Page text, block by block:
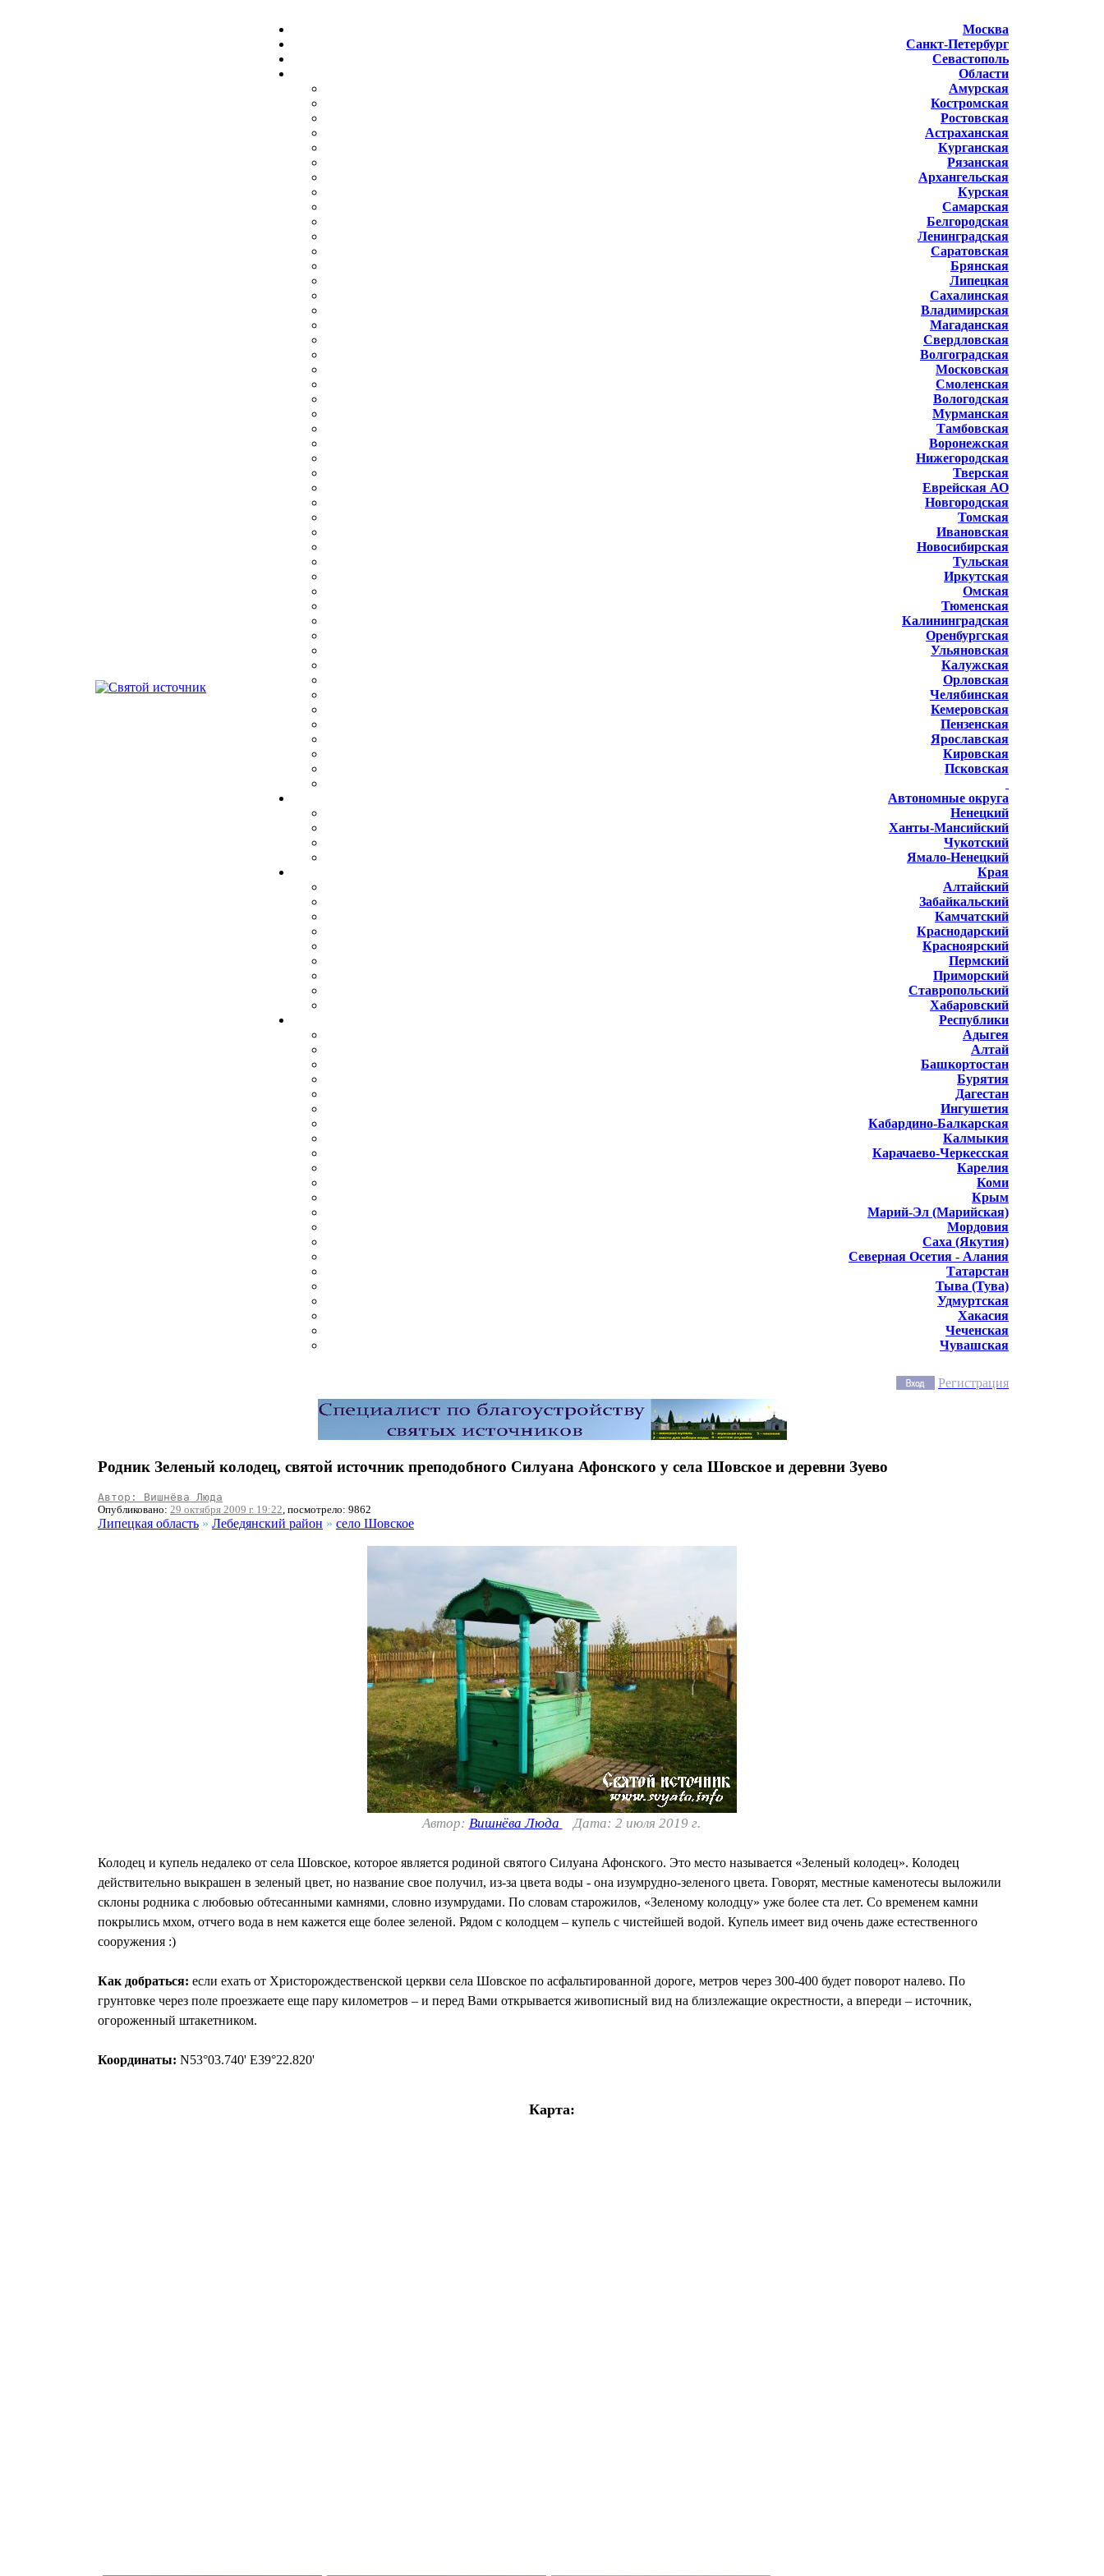
Москва
Санкт-Петербург
Севастополь
Области
Амурская
Костромская
Ростовская
Астраханская
Курганская
Рязанская
Архангельская
Курская
Самарская
Белгородская
Ленинградская
Саратовская
Брянская
Липецкая
Сахалинская
Владимирская
Магаданская
Свердловская
Волгоградская
Московская
Смоленская
Вологодская
Мурманская
Тамбовская
Воронежская
Нижегородская
Тверская
Еврейская АО
Новгородская
Томская
Ивановская
Новосибирская
Тульская
Иркутская
Омская
Тюменская
Калининградская
Оренбургская
Ульяновская
Калужская
Орловская
Челябинская
Кемеровская
Пензенская
Ярославская
Кировская
Псковская
Автономные округа
Ненецкий
Ханты-Мансийский
Чукотский
Ямало-Ненецкий
Края
Алтайский
Забайкальский
Камчатский
Краснодарский
Красноярский
Пермский
Приморский
Ставропольский
Хабаровский
Республики
Адыгея
Алтай
Башкортостан
Бурятия
Дагестан
Ингушетия
Кабардино-Балкарская
Калмыкия
Карачаево-Черкесская
Карелия
Коми
Крым
Марий-Эл (Марийская)
Мордовия
Саха (Якутия)
Северная Осетия - Алания
Татарстан
Тыва (Тува)
Удмуртская
Хакасия
Чеченская
Чувашская
Регистрация
Родник Зеленый колодец, святой источник преподобного Силуана Афонского у села Шовское и деревни Зуево
Автор: Вишнёва Люда
Опубликовано: 29 октября 2009 г. 19:22, посмотрело: 9862
Липецкая область » Лебедянский район » село Шовское
Автор: Вишнёва Люда Дата: 2 июля 2019 г.
Колодец и купель недалеко от села Шовское, которое является родиной святого Силуана Афонского. Это место называется «Зеленый колодец». Колодец
действительно выкрашен в зеленый цвет, но название свое получил, из-за цвета воды - она изумрудно-зеленого цвета. Говорят, местные каменотесы выложили
склоны родника с любовью обтесанными камнями, словно ­изумрудами. По словам старожилов, «Зеленому колодцу» уже более ста лет. Со временем камни
покрылись мхом, отчего вода в нем кажется еще более зеленой. Рядом с колодцем – купель с чистейшей водой. Купель имеет вид очень даже естественного
сооружения :)
Как добраться: если ехать от Христорождественской церкви села Шовское по асфальтированной дороге, метров через 300-400 будет поворот налево. По
грунтовке через поле проезжаете еще пару километров – и перед Вами открывается живописный вид на близлежащие окрестности, а впереди – источник,
огороженный штакетником.
Координаты: N53°03.740' E39°22.820'
Карта: